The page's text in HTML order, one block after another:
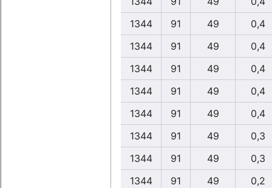
1344
91 49
0,4
1344
91 49
0,4
1344
91 49
0,4
1344
91 49
0,4
1344
91 49
0,4
1344
91 49
0,3
1344
91 49
0,3
1344
91 49
0,2